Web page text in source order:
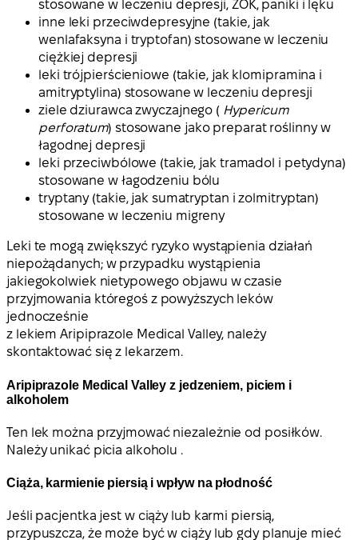
stosowane w leczeniu depresji, ZOK, paniki i lęku
inne leki przeciwdepresyjne (takie, jak
wenlafaksyna i tryptofan) stosowane w leczeniu
ciężkiej depresji
leki trójpierścieniowe (takie, jak klomipramina i
amitryptylina) stosowane w leczeniu depresji
ziele dziurawca zwyczajnego ( Hypericum
perforatum) stosowane jako preparat roślinny w
łagodnej depresji
leki przeciwbólowe (takie, jak tramadol i petydyna)
stosowane w łagodzeniu bólu
tryptany (takie, jak sumatryptan i zolmitryptan)
stosowane w leczeniu migreny
Leki te mogą zwiększyć ryzyko wystąpienia działań
niepożądanych; w przypadku wystąpienia
jakiegokolwiek nietypowego objawu w czasie
przyjmowania któregoś z powyższych leków
jednocześnie
z lekiem Aripiprazole Medical Valley, należy
skontaktować się z lekarzem.
Aripiprazole Medical Valley z jedzeniem, piciem i
alkoholem
Ten lek można przyjmować niezależnie od posiłków.
Należy unikać picia alkoholu .
Ciąża, karmienie piersią i wpływ na płodność
Jeśli pacjentka jest w ciąży lub karmi piersią,
przypuszcza, że może być w ciąży lub gdy planuje mieć